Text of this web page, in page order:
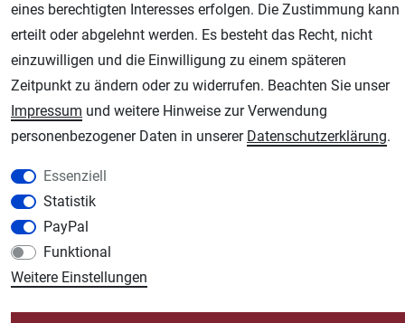
AGB Widerrufsrecht Datenschutz Impressum
Unsere weiteren Shops:
Schmincke-City.de
Schmincke Künstlerfarben das Gesamtsortiment
Plotter-City.com
Schneideplotter, Transferpressen, Siebdruck und Plotterfolien
Modellbau-City.com
Military + Tabletop Plastikmodelle und Modellbau Farben - Bringen Sie Farbe ins
Spiel.
eines berechtigten Interesses erfolgen. Die Zustimmung kann
erteilt oder abgelehnt werden. Es besteht das Recht, nicht
einzuwilligen und die Einwilligung zu einem späteren
Zeitpunkt zu ändern oder zu widerrufen. Beachten Sie unser
Impressum und weitere Hinweise zur Verwendung
personenbezogener Daten in unserer Daten­schutz­erklärung.
Essenziell
Statistik
PayPal
Funktional
Weitere Einstellungen